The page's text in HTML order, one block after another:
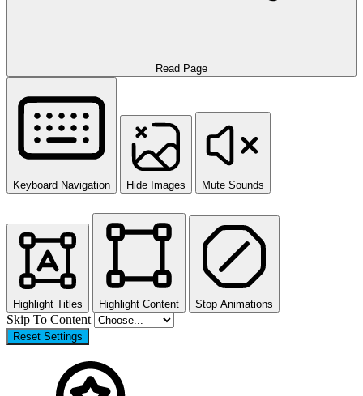
Read Page
Keyboard Navigation Hide Images Mute Sounds
Highlight Titles Highlight Content Stop Animations
Skip To Content
Reset Settings